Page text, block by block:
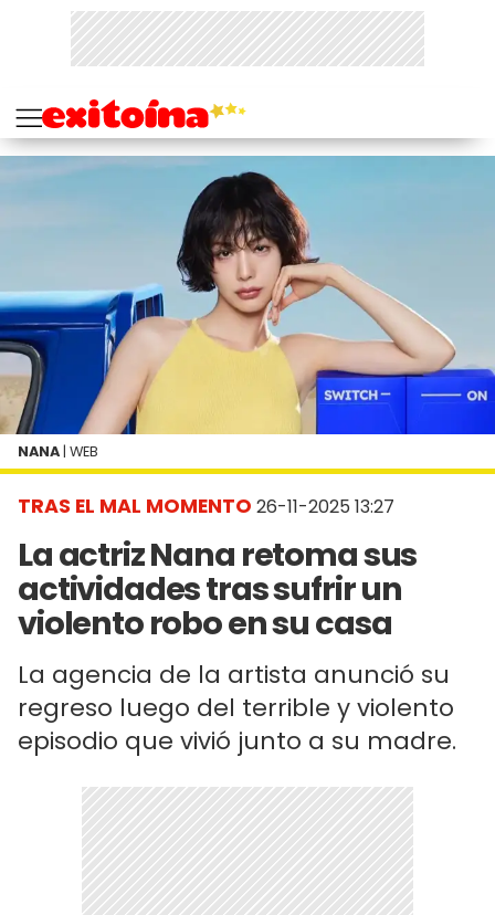
TRAS EL MAL MOMENTO 26-11-2025 13:27
La actriz Nana retoma sus
actividades tras sufrir un
violento robo en su casa
La agencia de la artista anunció su
regreso luego del terrible y violento
episodio que vivió junto a su madre.
NANA | WEB